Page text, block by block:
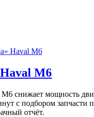
Haval M6
Haval M6
снижает мощность
с подбором
отчёт.